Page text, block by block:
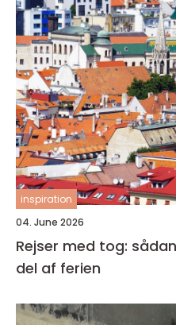
inspiration
04. June 2026
Rejser med tog:
del af ferien